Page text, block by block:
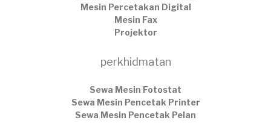
Mesin Percetakan Digital
Mesin Fax
Projektor
perkhidmatan
Sewa Mesin Fotostat
Sewa Mesin Pencetak Printer
Sewa Mesin Pencetak Pelan